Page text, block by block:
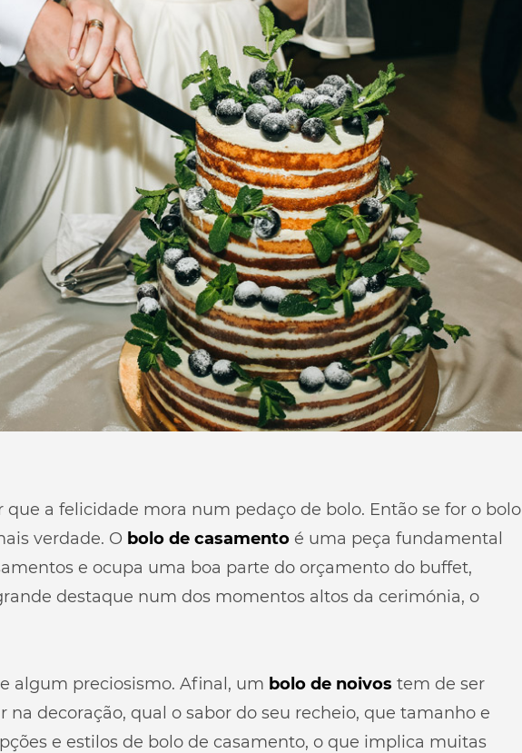
a felicidade mora num pedaço de bolo. Então se for o bolo
verdade. O bolo de casamento é uma peça fundamental
e ocupa uma boa parte do orçamento do buffet,
destaque num dos momentos altos da cerimónia, o
algum preciosismo. Afinal, um bolo de noivos tem de ser
na decoração, qual o sabor do seu recheio, que tamanho e
e estilos de bolo de casamento, o que implica muitas